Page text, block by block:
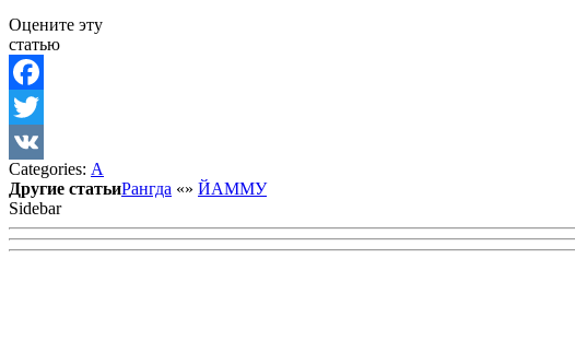
Оцените эту
статью
Facebook
Twitter
VK
Categories: А
Другие статьиРангда «» ЙАММУ
Sidebar